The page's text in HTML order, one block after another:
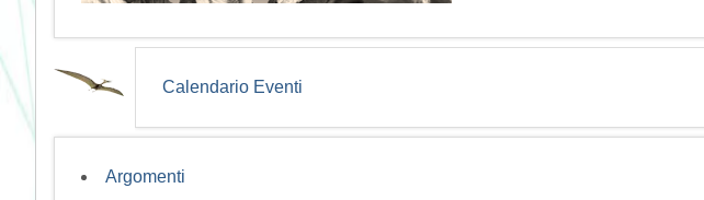
Calendario Eventi
Argomenti